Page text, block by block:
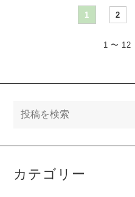
1 2
1 〜 12
カテゴリー